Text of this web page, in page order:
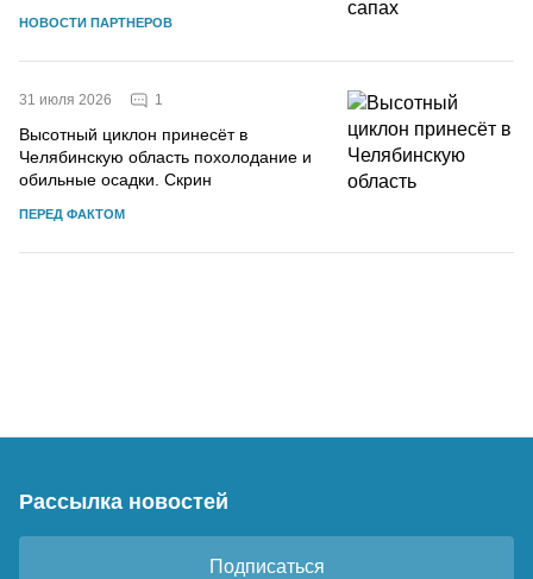
НОВОСТИ ПАРТНЕРОВ
31 июля 2026 1
Высотный циклон принесёт в
Челябинскую область похолодание и
обильные осадки. Скрин
ПЕРЕД ФАКТОМ
Рассылка новостей
Подписаться